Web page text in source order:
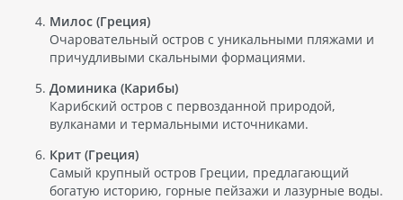
Милос (Греция)
Очаровательный остров с уникальными пляжами и
причудливыми скальными формациями.
Доминика (Карибы)
Карибский остров с первозданной природой,
вулканами и термальными источниками.
Крит (Греция)
Самый крупный остров Греции, предлагающий
богатую историю, горные пейзажи и лазурные воды.